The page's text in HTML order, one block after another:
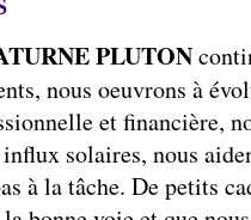
PLUTON
nous oeuvrons à
et financière,
solaires, nous
à la tâche. De petits